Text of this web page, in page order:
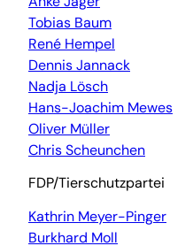
Tobias Baum
René Hempel
Dennis Jannack
Nadja Lösch
Hans-Joachim Mewes
Oliver Müller
Chris Scheunchen
FDP/Tierschutzpartei
Kathrin Meyer-Pinger
Burkhard Moll